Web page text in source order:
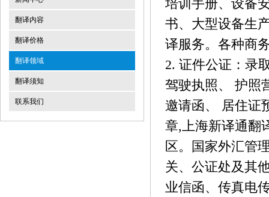
翻译内容
翻译价格
翻译领域
翻译须知
联系我们
培训手册、设备
书、大型设备生
译服务。各种商
2. 证件公证：录
驾驶执照、 护照
邀请函、 居住证
章,上海新译通翻
区。国家外汇管
关、公证处及其
业信函、传真电